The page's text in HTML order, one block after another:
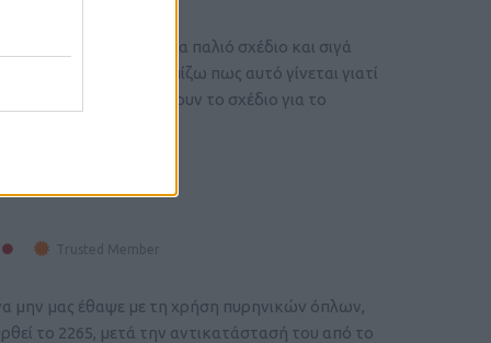
Θησέα, ουσιαστικά ένα παλιό σχέδιο και σιγά
τώρα. Νομίζω πως αυτό γίνεται γιατί
και αν επαναφέρουν το σχέδιο για το
Trusted Member
μην μας έθαψε με τη χρήση πυρηνικών όπλων,
το 2265, μετά την αντικατάστασή του από το